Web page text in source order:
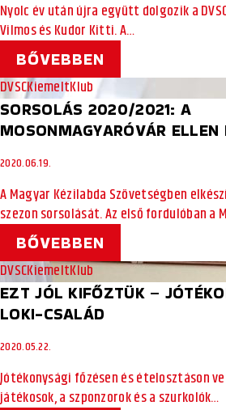
Nyolc év után újra együtt dolgozik a
Vilmos és Kudor Kitti. A…
BŐVEBBEN
DVSCKiemeltKlub
SORSOLÁS 2020/2021: A
MOSONMAGYARÓVÁR ELLEN
2020.06.19.
A Magyar Kézilabda Szövetségben
szezon sorsolását. Az első fordulóban a
BŐVEBBEN
DVSCKiemeltKlub
EZT JÓL KIFŐZTÜK –
LOKI-CSALÁD
2020.05.22.
Jótékonysági főzésen és ételosztáson
játékosok, a szponzorok és a szurkolók…